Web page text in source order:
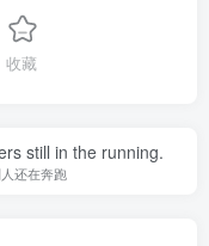
收藏
still in the running.
还在奔跑